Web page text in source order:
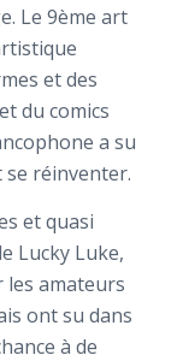
Le 9ème art
et des
du comics
a su
se réinventer.
et quasi
Lucky Luke,
les amateurs
ont su dans
à de